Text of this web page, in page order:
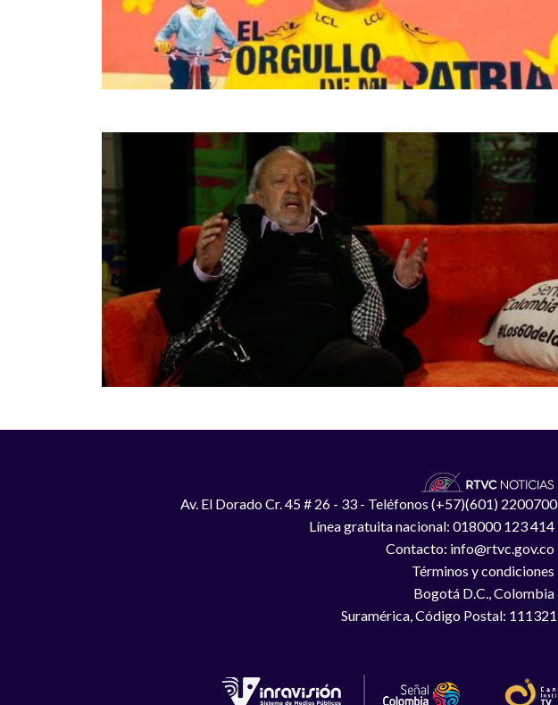
Av. El Dorado Cr. 45 # 26 - 33 - Teléfonos (+57)(601) 2200700
Línea gratuita nacional: 018000 123 414
Contacto: info@rtvc.gov.co
Términos y condiciones
Bogotá D.C., Colombia
Suramérica, Código Postal: 111321